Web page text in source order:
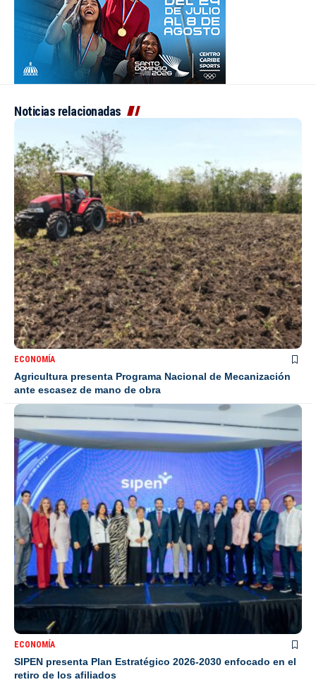
Noticias relacionadas
ECONOMÍA
Agricultura presenta Programa Nacional de Mecanización
ante escasez de mano de obra
ECONOMÍA
SIPEN presenta Plan Estratégico 2026-2030 enfocado en el
retiro de los afiliados